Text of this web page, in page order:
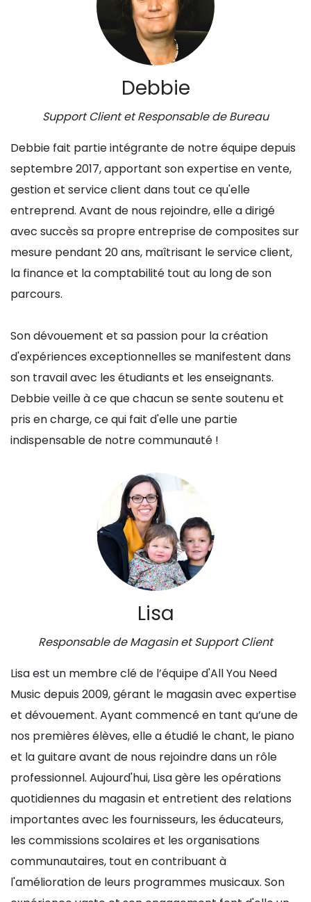
Debbie
Support Client et Responsable de Bureau
Debbie fait partie intégrante de notre équipe depuis
septembre 2017, apportant son expertise en vente,
gestion et service client dans tout ce qu'elle
entreprend. Avant de nous rejoindre, elle a dirigé
avec succès sa propre entreprise de composites sur
mesure pendant 20 ans, maîtrisant le service client,
la finance et la comptabilité tout au long de son
parcours.
Son dévouement et sa passion pour la création
d'expériences exceptionnelles se manifestent dans
son travail avec les étudiants et les enseignants.
Debbie veille à ce que chacun se sente soutenu et
pris en charge, ce qui fait d'elle une partie
indispensable de notre communauté !
Lisa
Responsable de Magasin et Support Client
Lisa est un membre clé de l’équipe d'All You Need
Music depuis 2009, gérant le magasin avec expertise
et dévouement. Ayant commencé en tant qu’une de
nos premières élèves, elle a étudié le chant, le piano
et la guitare avant de nous rejoindre dans un rôle
professionnel. Aujourd'hui, Lisa gère les opérations
quotidiennes du magasin et entretient des relations
importantes avec les fournisseurs, les éducateurs,
les commissions scolaires et les organisations
communautaires, tout en contribuant à
l'amélioration de leurs programmes musicaux. Son